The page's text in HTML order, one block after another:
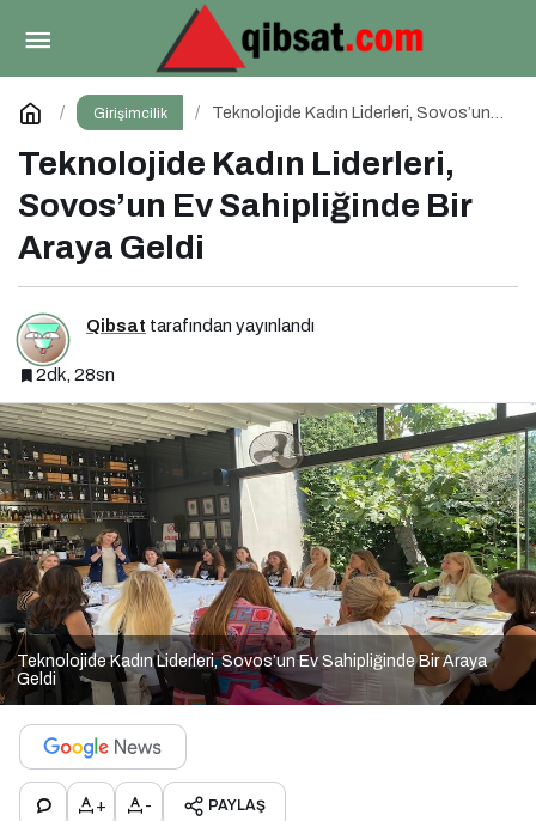
Girişimcilik
Teknolojide Kadın Liderleri, Sovos’un
Teknolojide Kadın Liderleri,
Sovos’un Ev Sahipliğinde Bir
Araya Geldi
Qibsat tarafından yayınlandı
2dk, 28sn
Teknolojide Kadın Liderleri, Sovos’un Ev Sahipliğinde Bir Araya
Geldi
+ - PAYLAŞ
Ulaşılabilir Lüksün Yeni Yüzü
Yorum Yap